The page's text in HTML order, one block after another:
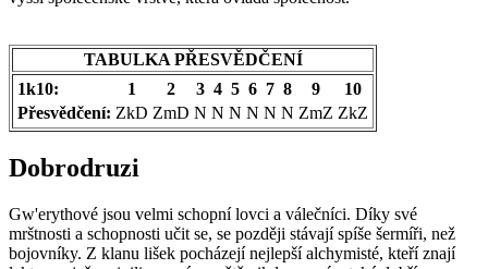
TABULKA PŘESVĚDČENÍ
1k10:
1 2 3 4 5 6 7 8 9
10
Přesvědčení: ZkD ZmD N N N N N N ZmZ ZkZ
Dobrodruzi
Gw'erythové jsou velmi schopní lovci a válečníci. Díky své
mrštnosti a schopnosti učit se, se později stávají spíše šermíři, než
bojovníky. Z klanu lišek pocházejí nejlepší alchymisté, kteří znají